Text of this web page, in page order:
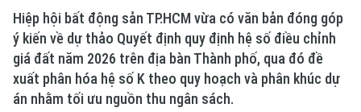
Xu hướng
Hiệp hội bất động sản TP.HCM vừa có văn bản đóng góp
ý kiến về dự thảo Quyết định quy định hệ số điều chỉnh
giá đất năm 2026 trên địa bàn Thành phố, qua đó đề
xuất phân hóa hệ số K theo quy hoạch và phân khúc dự
án nhằm tối ưu nguồn thu ngân sách.